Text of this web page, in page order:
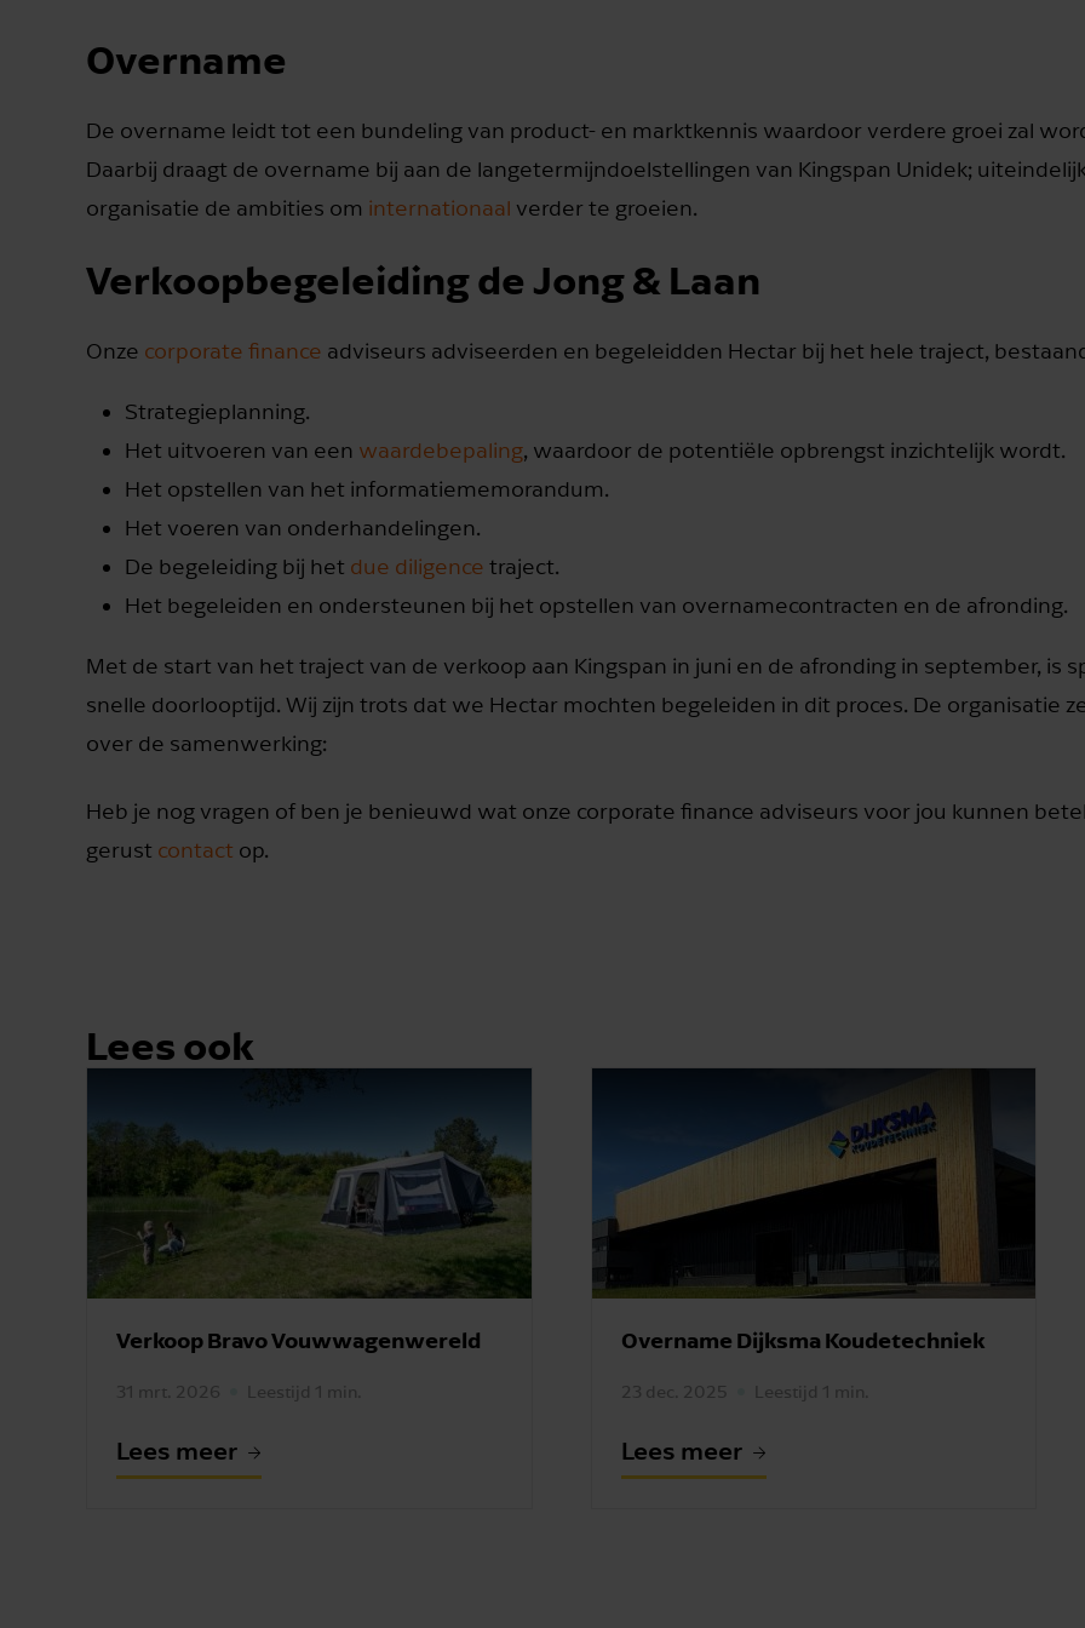
Overname
De overname leidt tot een bundeling van product- en marktkennis waardoor verdere groei zal
Daarbij draagt de overname bij aan de langetermijndoelstellingen van Kingspan Unidek;
organisatie de ambities om internationaal verder te groeien.
Verkoopbegeleiding de Jong & Laan
Onze corporate finance adviseurs adviseerden en begeleidden Hectar bij het hele traject,
Strategieplanning.
Het uitvoeren van een waardebepaling, waardoor de potentiële opbrengst inzichtelijk wordt.
Het opstellen van het informatiememorandum.
Het voeren van onderhandelingen.
De begeleiding bij het due diligence traject.
Het begeleiden en ondersteunen bij het opstellen van overnamecontracten en de afronding.
Met de start van het traject van de verkoop aan Kingspan in juni en de afronding in september, is
snelle doorlooptijd. Wij zijn trots dat we Hectar mochten begeleiden in dit proces. De organisatie
over de samenwerking:
Heb je nog vragen of ben je benieuwd wat onze corporate finance adviseurs voor jou kunnen
gerust contact op.
Lees ook
Verkoop Bravo Vouwwagenwereld
31 mrt. 2026 Leestijd 1 min.
Lees meer
Overname Dijksma Koudetechniek
23 dec. 2025 Leestijd 1 min.
Lees meer